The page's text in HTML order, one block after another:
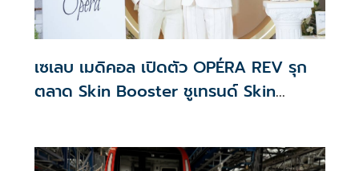
เซเลบ เมดิคอล เปิดตัว OPÉRA REV รุก
ตลาด Skin Booster ชูเทรนด์ Skin